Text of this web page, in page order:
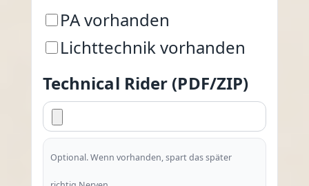
PA vorhanden
Lichttechnik vorhanden
Technical Rider (PDF/ZIP)
Optional. Wenn vorhanden, spart das später